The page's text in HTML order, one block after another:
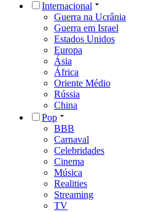
Internacional
Guerra na Ucrânia
Guerra em Israel
Estados Unidos
Europa
Ásia
África
Oriente Médio
Rússia
China
Pop
BBB
Carnaval
Celebridades
Cinema
Música
Realities
Streaming
TV